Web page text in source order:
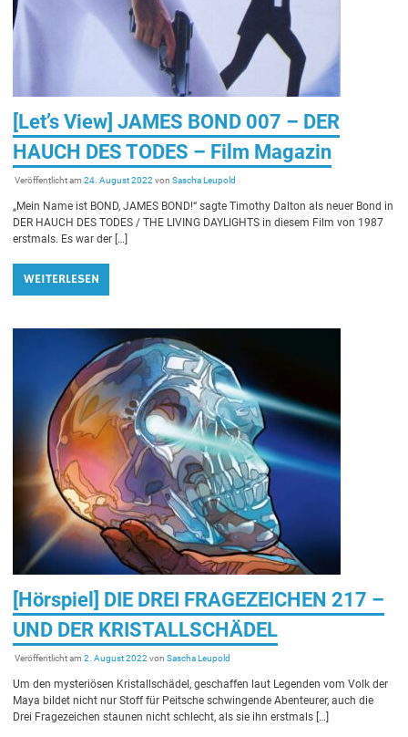
[Let’s View] JAMES BOND 007 – DER
HAUCH DES TODES – Film Magazin
Veröffentlicht am24. August 2022 vonSascha Leupold
„Mein Name ist BOND, JAMES BOND!“ sagte Timothy Dalton als neuer Bond in
DER HAUCH DES TODES / THE LIVING DAYLIGHTS in diesem Film von 1987
erstmals. Es war der […]
WEITERLESEN
[Hörspiel] DIE DREI FRAGEZEICHEN 217 –
UND DER KRISTALLSCHÄDEL
Veröffentlicht am2. August 2022 vonSascha Leupold
Um den mysteriösen Kristallschädel, geschaffen laut Legenden vom Volk der
Maya bildet nicht nur Stoff für Peitsche schwingende Abenteurer, auch die
Drei Fragezeichen staunen nicht schlecht, als sie ihn erstmals […]